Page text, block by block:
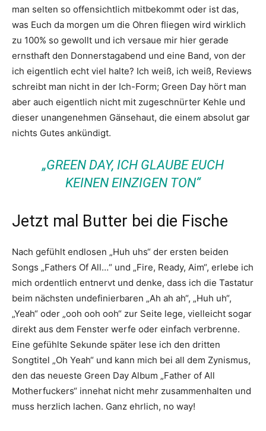
man selten so offensichtlich mitbekommt oder ist das,
was Euch da morgen um die Ohren fliegen wird wirklich
zu 100% so gewollt und ich versaue mir hier gerade
ernsthaft den Donnerstagabend und eine Band, von der
ich eigentlich echt viel halte? Ich weiß, ich weiß, Reviews
schreibt man nicht in der Ich-Form; Green Day hört man
aber auch eigentlich nicht mit zugeschnürter Kehle und
dieser unangenehmen Gänsehaut, die einem absolut gar
nichts Gutes ankündigt.
„GREEN DAY, ICH GLAUBE EUCH
KEINEN EINZIGEN TON“
Jetzt mal Butter bei die Fische
Nach gefühlt endlosen „Huh uhs“ der ersten beiden
Songs „Fathers Of All…“ und „Fire, Ready, Aim“, erlebe ich
mich ordentlich entnervt und denke, dass ich die Tastatur
beim nächsten undefinierbaren „Ah ah ah“, „Huh uh“,
„Yeah“ oder „ooh ooh ooh“ zur Seite lege, vielleicht sogar
direkt aus dem Fenster werfe oder einfach verbrenne.
Eine gefühlte Sekunde später lese ich den dritten
Songtitel „Oh Yeah“ und kann mich bei all dem Zynismus,
den das neueste Green Day Album „Father of All
Motherfuckers“ innehat nicht mehr zusammenhalten und
muss herzlich lachen. Ganz ehrlich, no way!